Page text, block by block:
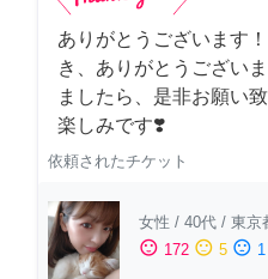
ありがとうございます
き、ありがとうござい
ましたら、是非お願い
楽しみです❣️
依頼されたチケット
女性 / 40代 / 東京
sentiment_satisfied 172 sentiment_neutral 5 sentiment_dissatisfied 1